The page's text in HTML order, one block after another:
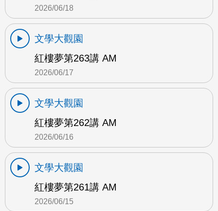
2026/06/18
文學大觀園
紅樓夢第263講 AM
2026/06/17
文學大觀園
紅樓夢第262講 AM
2026/06/16
文學大觀園
紅樓夢第261講 AM
2026/06/15